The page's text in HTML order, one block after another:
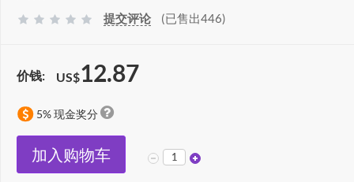
提交评论 (已售出446)
价钱: US$12.87
5% 现金奖分
加入购物车